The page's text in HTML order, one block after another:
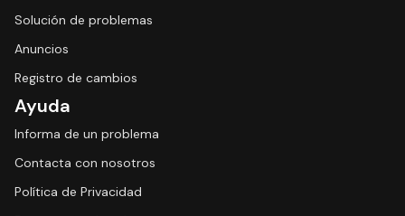
Solución de problemas
Anuncios
Registro de cambios
Ayuda
Informa de un problema
Contacta con nosotros
Política de Privacidad